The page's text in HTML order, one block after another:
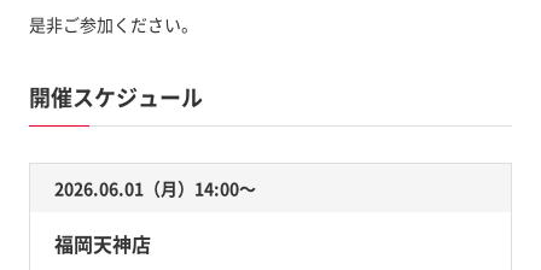
是非ご参加ください。
開催スケジュール
2026.06.01（月）14:00〜
福岡天神店